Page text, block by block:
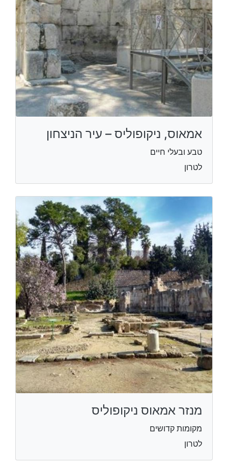
אמאוס, ניקופוליס – עיר הניצחון
טבע ובעלי חיים
לטרון
מנזר אמאוס ניקופוליס
מקומות קדושים
לטרון